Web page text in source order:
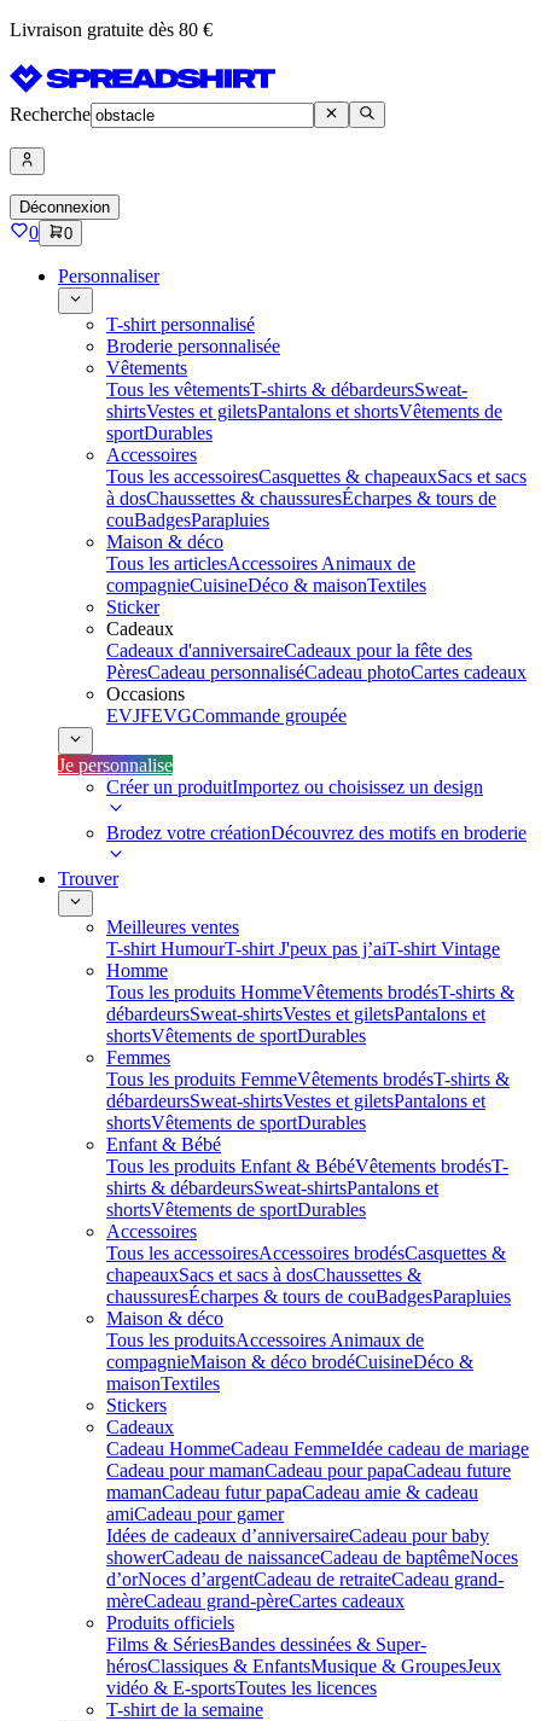
Livraison gratuite dès 80 €
Recherche
Déconnexion
0 0
Personnaliser
T-shirt personnalisé
Broderie personnalisée
Vêtements
Tous les vêtementsT-shirts & débardeursSweat-
shirtsVestes et giletsPantalons et shortsVêtements de
sportDurables
Accessoires
Tous les accessoiresCasquettes & chapeauxSacs et sacs
à dosChaussettes & chaussuresÉcharpes & tours de
couBadgesParapluies
Maison & déco
Tous les articlesAccessoires Animaux de
compagnieCuisineDéco & maisonTextiles
Sticker
Cadeaux
Cadeaux d'anniversaireCadeaux pour la fête des
PèresCadeau personnaliséCadeau photoCartes cadeaux
Occasions
EVJFEVGCommande groupée
Je personnalise
Créer un produitImportez ou choisissez un design
Brodez votre créationDécouvrez des motifs en broderie
Trouver
Meilleures ventes
T-shirt HumourT-shirt J'peux pas j’aiT-shirt Vintage
Homme
Tous les produits HommeVêtements brodésT-shirts &
débardeursSweat-shirtsVestes et giletsPantalons et
shortsVêtements de sportDurables
Femmes
Tous les produits FemmeVêtements brodésT-shirts &
débardeursSweat-shirtsVestes et giletsPantalons et
shortsVêtements de sportDurables
Enfant & Bébé
Tous les produits Enfant & BébéVêtements brodésT-
shirts & débardeursSweat-shirtsPantalons et
shortsVêtements de sportDurables
Accessoires
Tous les accessoiresAccessoires brodésCasquettes &
chapeauxSacs et sacs à dosChaussettes &
chaussuresÉcharpes & tours de couBadgesParapluies
Maison & déco
Tous les produitsAccessoires Animaux de
compagnieMaison & déco brodéCuisineDéco &
maisonTextiles
Stickers
Cadeaux
Cadeau HommeCadeau FemmeIdée cadeau de mariage​
Cadeau pour mamanCadeau pour papaCadeau future
mamanCadeau futur papaCadeau amie & cadeau
amiCadeau pour gamer
Idées de cadeaux d’anniversaireCadeau pour baby
showerCadeau de naissanceCadeau de baptêmeNoces
d’orNoces d’argentCadeau de retraiteCadeau grand-
mèreCadeau grand-pèreCartes cadeaux
Produits officiels
Films & SériesBandes dessinées & Super-
hérosClassiques & EnfantsMusique & GroupesJeux
vidéo & E-sportsToutes les licences
T-shirt de la semaine